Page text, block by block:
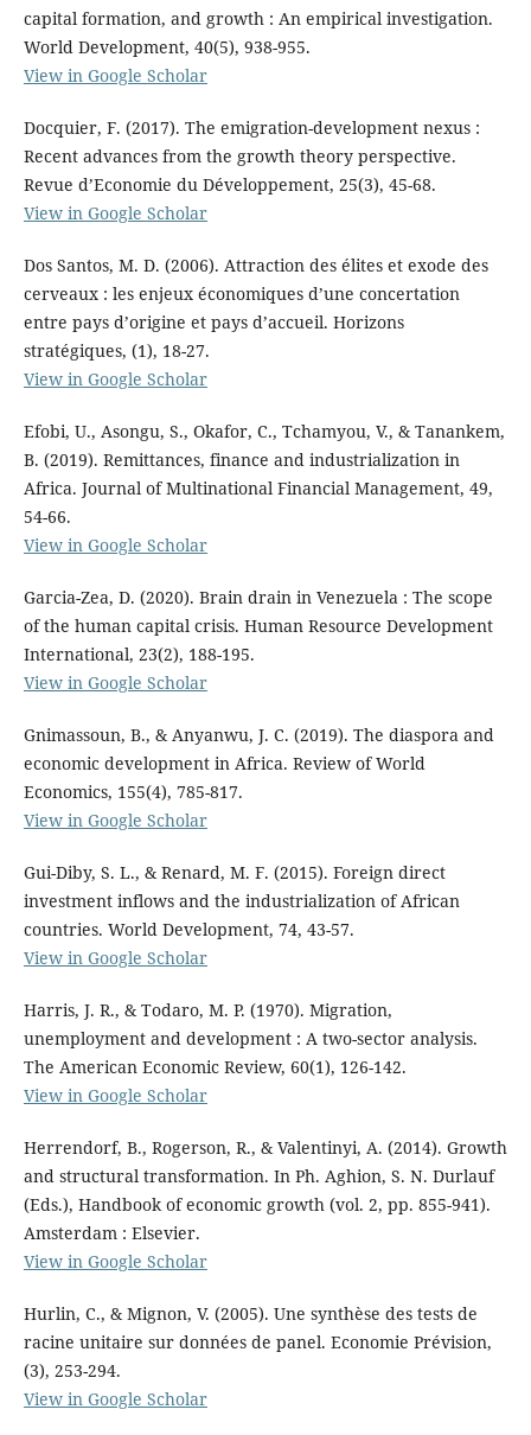
capital formation, and growth : An empirical investigation.
World Development, 40(5), 938-955.
View in Google Scholar
Docquier, F. (2017). The emigration-development nexus :
Recent advances from the growth theory perspective.
Revue d’Economie du Développement, 25(3), 45-68.
View in Google Scholar
Dos Santos, M. D. (2006). Attraction des élites et exode des
cerveaux : les enjeux économiques d’une concertation
entre pays d’origine et pays d’accueil. Horizons
stratégiques, (1), 18-27.
View in Google Scholar
Efobi, U., Asongu, S., Okafor, C., Tchamyou, V., & Tanankem,
B. (2019). Remittances, finance and industrialization in
Africa. Journal of Multinational Financial Management, 49,
54-66.
View in Google Scholar
Garcia-Zea, D. (2020). Brain drain in Venezuela : The scope
of the human capital crisis. Human Resource Development
International, 23(2), 188-195.
View in Google Scholar
Gnimassoun, B., & Anyanwu, J. C. (2019). The diaspora and
economic development in Africa. Review of World
Economics, 155(4), 785-817.
View in Google Scholar
Gui-Diby, S. L., & Renard, M. F. (2015). Foreign direct
investment inflows and the industrialization of African
countries. World Development, 74, 43-57.
View in Google Scholar
Harris, J. R., & Todaro, M. P. (1970). Migration,
unemployment and development : A two-sector analysis.
The American Economic Review, 60(1), 126-142.
View in Google Scholar
Herrendorf, B., Rogerson, R., & Valentinyi, A. (2014). Growth
and structural transformation. In Ph. Aghion, S. N. Durlauf
(Eds.), Handbook of economic growth (vol. 2, pp. 855-941).
Amsterdam : Elsevier.
View in Google Scholar
Hurlin, C., & Mignon, V. (2005). Une synthèse des tests de
racine unitaire sur données de panel. Economie Prévision,
(3), 253-294.
View in Google Scholar